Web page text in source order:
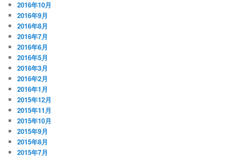
2016年10月
2016年9月
2016年8月
2016年7月
2016年6月
2016年5月
2016年3月
2016年2月
2016年1月
2015年12月
2015年11月
2015年10月
2015年9月
2015年8月
2015年7月